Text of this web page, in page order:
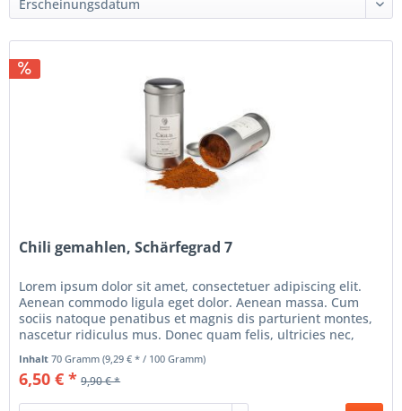
Chili gemahlen, Schärfegrad 7
Lorem ipsum dolor sit amet, consectetuer adipiscing elit.
Aenean commodo ligula eget dolor. Aenean massa. Cum
sociis natoque penatibus et magnis dis parturient montes,
nascetur ridiculus mus. Donec quam felis, ultricies nec,
Inhalt70 Gramm(9,29 € * / 100 Gramm)
6,50 € * 9,90 € *